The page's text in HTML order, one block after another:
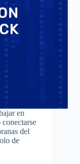
en
del
de